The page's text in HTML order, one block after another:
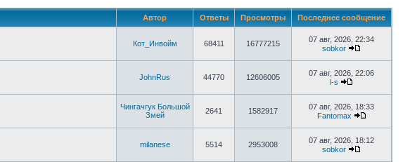
Автор Ответы Просмотры Последнее сообщение
Кот_Инвойм 68411 16777215
07 авг, 2026, 22:34
sobkor
JohnRus 44770 12606005
07 авг, 2026, 22:06
l-s
Чингачгук Большой
Змей
2641 1582917
07 авг, 2026, 18:33
Fantomax
milanese 5514 2953008
07 авг, 2026, 18:12
sobkor